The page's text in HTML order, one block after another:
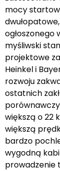
mocy
ogłoszonego
myśliwski
projektowe
Heinkel i
rozwoju
ostatnich
większą o 22
większą
bardzo
wygodną
prowadzenie